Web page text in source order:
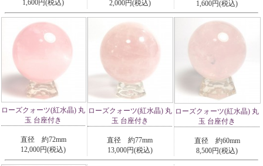
1,600円(税込)
2,000円(税込)
1,600円(税込)
ローズクォーツ(紅水晶) 丸
玉 台座付き
直径 約72mm
12,000円(税込)
ローズクォーツ(紅水晶) 丸
玉 台座付き
直径 約77mm
13,000円(税込)
ローズクォーツ(紅水晶) 丸
玉 台座付き
直径 約60mm
8,500円(税込)